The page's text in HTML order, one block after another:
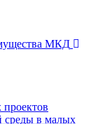
МКД
среды в малых